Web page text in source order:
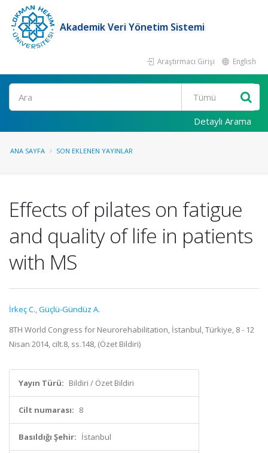
Akademik Veri Yönetim Sistemi
Araştırmacı Girişi English
Ara
Detaylı Arama
ANA SAYFA SON EKLENEN YAYINLAR
Effects of pilates on fatigue
and quality of life in patients
with MS
İrkeç C.,Güçlü-Gündüz A.
8TH World Congress for Neurorehabilitation, İstanbul, Türkiye, 8 - 12
Nisan 2014, cilt.8, ss.148, (Özet Bildiri)
Yayın Türü: Bildiri / Özet Bildiri
Cilt numarası: 8
Basıldığı Şehir: İstanbul